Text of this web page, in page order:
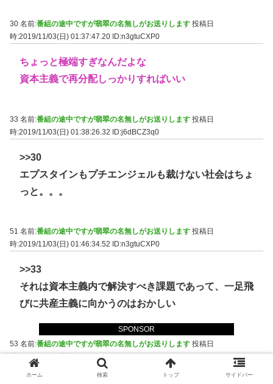
SPONSOR
30 名前:番組の途中ですが翡翠の名無しがお送りします 投稿日
時:2019/11/03(日) 01:37:47.20 ID:n3gtuCXP0
ちょっと極端すぎなんだよな
資本主義で再分配しっかりすればいい
33 名前:番組の途中ですが翡翠の名無しがお送りします 投稿日
時:2019/11/03(日) 01:38:26.32 ID:j6dBCZ3q0
>>30
エプスタインもプチエンジェルも裁けない社会はちょ
っと。。。
51 名前:番組の途中ですが翡翠の名無しがお送りします 投稿日
時:2019/11/03(日) 01:46:34.52
ID:n3gtuCXP0
>>33
それは資本主義内で解決すべき課題であって、一足飛
びに共産主義に向かうのはおかしい
53 名前:番組の途中ですが翡翠の名無しがお送りします 投稿日
時:2019/11/03(日) 01:47:05.49ID:j6dBCZ3q0
ホーム 検索 トップ サイドバー